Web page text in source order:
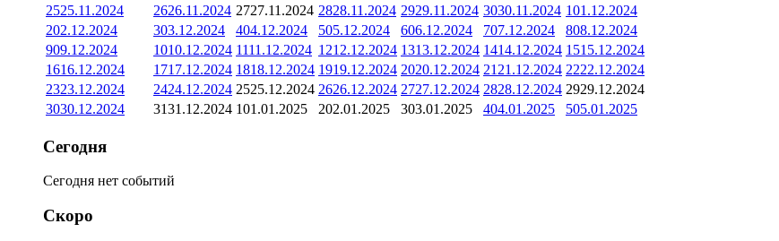
2525.11.2024 2626.11.2024 2727.11.2024 2828.11.2024 2929.11.2024 3030.11.2024 101.12.2024
202.12.2024 303.12.2024 404.12.2024 505.12.2024 606.12.2024 707.12.2024 808.12.2024
909.12.2024 1010.12.2024 1111.12.2024 1212.12.2024 1313.12.2024 1414.12.2024 1515.12.2024
1616.12.2024 1717.12.2024 1818.12.2024 1919.12.2024 2020.12.2024 21 21.12.2024 2222.12.2024
2323.12.2024 2424.12.2024 2525.12.2024 2626.12.2024 2727.12.2024 2828.12.2024 2929.12.2024
3030.12.2024 3131.12.2024 101.01.2025 202.01.2025 303.01.2025 404.01.2025 505.01.2025
Сегодня
Сегодня нет событий
Скоро